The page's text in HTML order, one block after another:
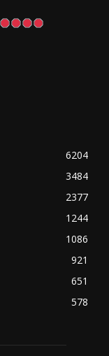
6204
3484
2377
1244
1086
921
651
578